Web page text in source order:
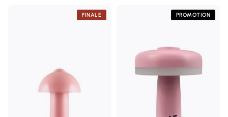
FINALE PROMOTION